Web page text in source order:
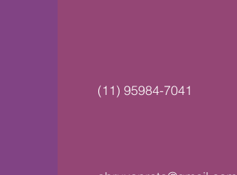
(11) 95984-7041